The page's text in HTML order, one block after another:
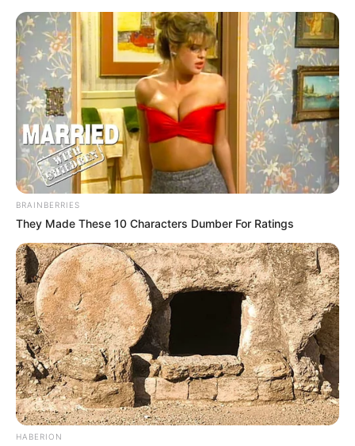
BRAINBERRIES
They Made These 10 Characters Dumber For Ratings
HABERION